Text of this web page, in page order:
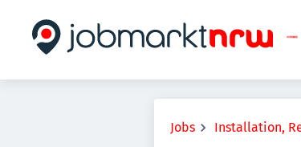
Jobs Installation,